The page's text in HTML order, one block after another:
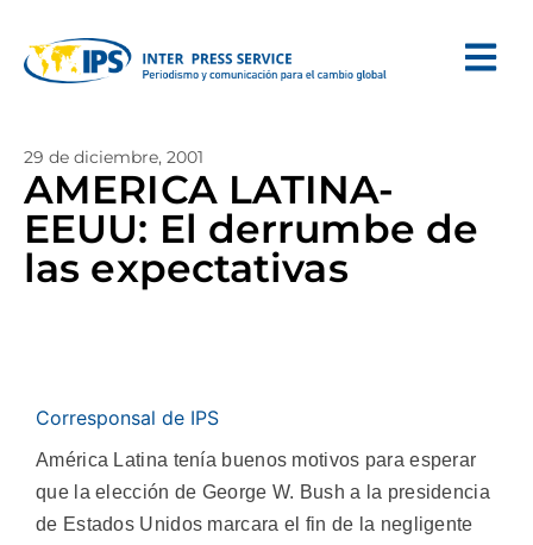
29 de diciembre, 2001
AMERICA LATINA-
EEUU: El derrumbe de
las expectativas
Corresponsal de IPS
América Latina tenía buenos motivos para esperar
que la elección de George W. Bush a la presidencia
de Estados Unidos marcara el fin de la negligente